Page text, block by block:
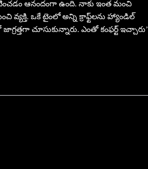
ఆనందంగా ఉంది. నాకు ఇంత మంచి
ఒకే టైంలో అన్ని క్రాఫ్ట్‌లను హ్యాండిల్
చూసుకున్నారు. ఎంతో కంఫర్ట్ ఇచ్చారు’